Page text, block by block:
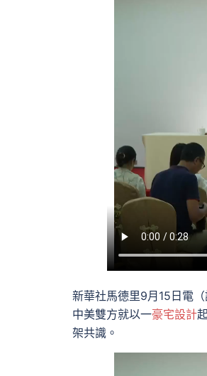
新華社馬德里9月15日電
中美雙方就以一豪宅設計
架共識。